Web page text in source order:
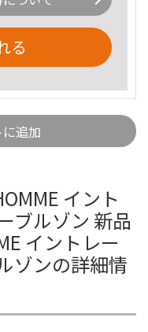
る
追加
イント
ブルゾン 新品
イントレー
ゾンの詳細情